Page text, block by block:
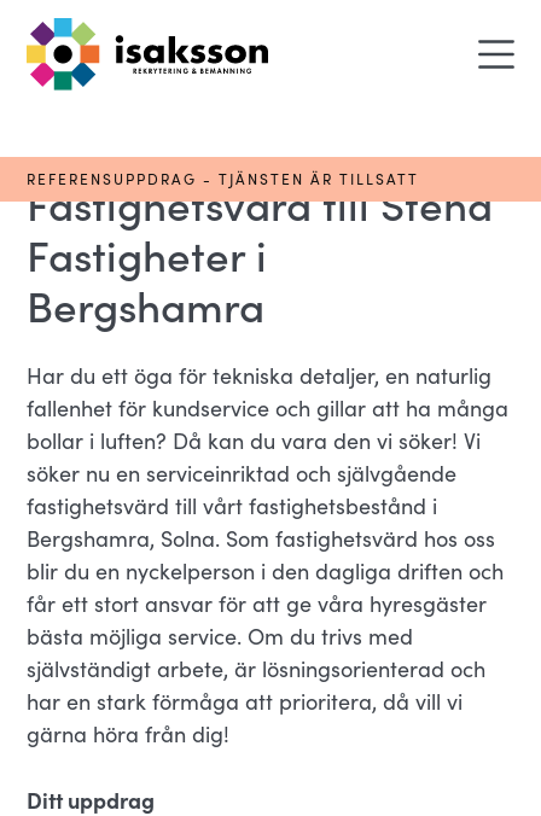
REFERENSUPPDRAG - TJÄNSTEN ÄR TILLSATT
Fastighetsvärd till Stena
Fastigheter i
Bergshamra
Har du ett öga för tekniska detaljer, en naturlig
fallenhet för kundservice och gillar att ha många
bollar i luften? Då kan du vara den vi söker! Vi
söker nu en serviceinriktad och självgående
fastighetsvärd till vårt fastighetsbestånd i
Bergshamra, Solna. Som fastighetsvärd hos oss
blir du en nyckelperson i den dagliga driften och
får ett stort ansvar för att ge våra hyresgäster
bästa möjliga service. Om du trivs med
självständigt arbete, är lösningsorienterad och
har en stark förmåga att prioritera, då vill vi
gärna höra från dig!
Ditt uppdrag